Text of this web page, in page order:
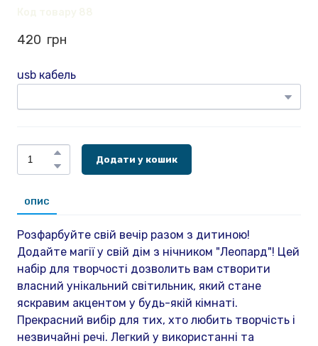
420  грн
usb кабель
Додати у кошик
ОПИС
Розфарбуйте свій вечір разом з дитиною!
Додайте магії у свій дім з нічником "Леопард"! Цей
набір для творчості дозволить вам створити
власний унікальний світильник, який стане
яскравим акцентом у будь-якій кімнаті.
Прекрасний вибір для тих, хто любить творчість і
незвичайні речі. Легкий у використанні та